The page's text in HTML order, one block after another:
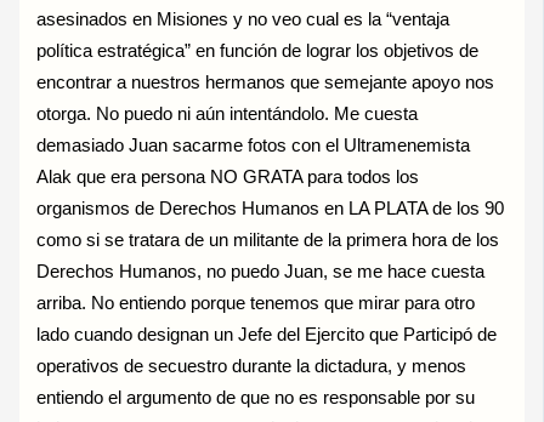
asesinados en Misiones y no veo cual es la “ventaja
política estratégica” en función de lograr los objetivos de
encontrar a nuestros hermanos que semejante apoyo nos
otorga. No puedo ni aún intentándolo. Me cuesta
demasiado Juan sacarme fotos con el Ultramenemista
Alak que era persona NO GRATA para todos los
organismos de Derechos Humanos en LA PLATA de los 90
como si se tratara de un militante de la primera hora de los
Derechos Humanos, no puedo Juan, se me hace cuesta
arriba. No entiendo porque tenemos que mirar para otro
lado cuando designan un Jefe del Ejercito que Participó de
operativos de secuestro durante la dictadura, y menos
entiendo el argumento de que no es responsable por su